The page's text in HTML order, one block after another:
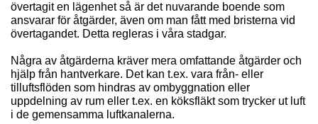
övertagit en lägenhet så är det nuvarande boende som
ansvarar för åtgärder, även om man fått med bristerna vid
övertagandet. Detta regleras i våra stadgar.
Några av åtgärderna kräver mera omfattande åtgärder och
hjälp från hantverkare. Det kan t.ex. vara från- eller
tilluftsflöden som hindras av ombyggnation eller
uppdelning av rum eller t.ex. en köksfläkt som trycker ut luft
i de gemensamma luftkanalerna.